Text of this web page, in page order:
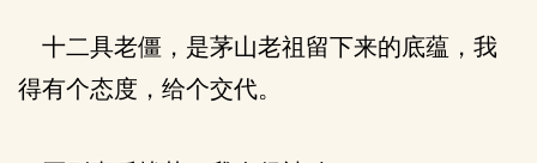
十二具老僵，是茅山老祖留下来的底蕴，我
得有个态度，给个交代。